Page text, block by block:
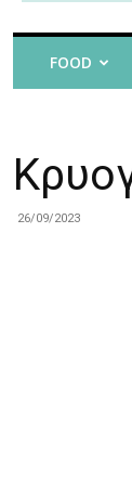
FOOD
26/09/2023